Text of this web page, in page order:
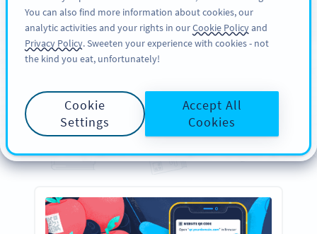
REGISTRATI
Le tue guideessenzialisui
QR Code
Tutto quello che devi sapere su come creare, progettare e scansionare i QR Code
You can also find more information about cookies, our
analytic activities and your rights in ourCookie Policyand
Privacy Policy. Sweeten your experience with cookies - not
the kind you eat, unfortunately!
Cookie
Settings
Accept All
Cookies